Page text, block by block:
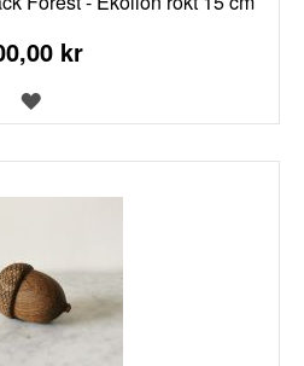
kr
LÄGG
TILL